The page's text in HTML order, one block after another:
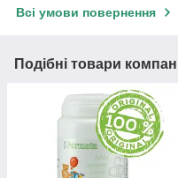
Всі умови повернення
Подібні товари